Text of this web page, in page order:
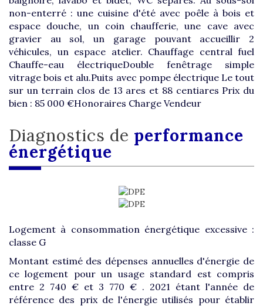
non-enterré : une cuisine d'été avec poêle à bois et
espace douche, un coin chaufferie, une cave avec
gravier au sol, un garage pouvant accueillir 2
véhicules, un espace atelier. Chauffage central fuel
Chauffe-eau électriqueDouble fenêtrage simple
vitrage bois et alu.Puits avec pompe électrique Le tout
sur un terrain clos de 13 ares et 88 centiares Prix du
bien : 85 000 €Honoraires Charge Vendeur
diagnostics de performance
énergétique
Logement à consommation énergétique excessive :
classe G
Montant estimé des dépenses annuelles d'énergie de
ce logement pour un usage standard est compris
entre 2 740 € et 3 770 € . 2021 étant l'année de
référence des prix de l'énergie utilisés pour établir